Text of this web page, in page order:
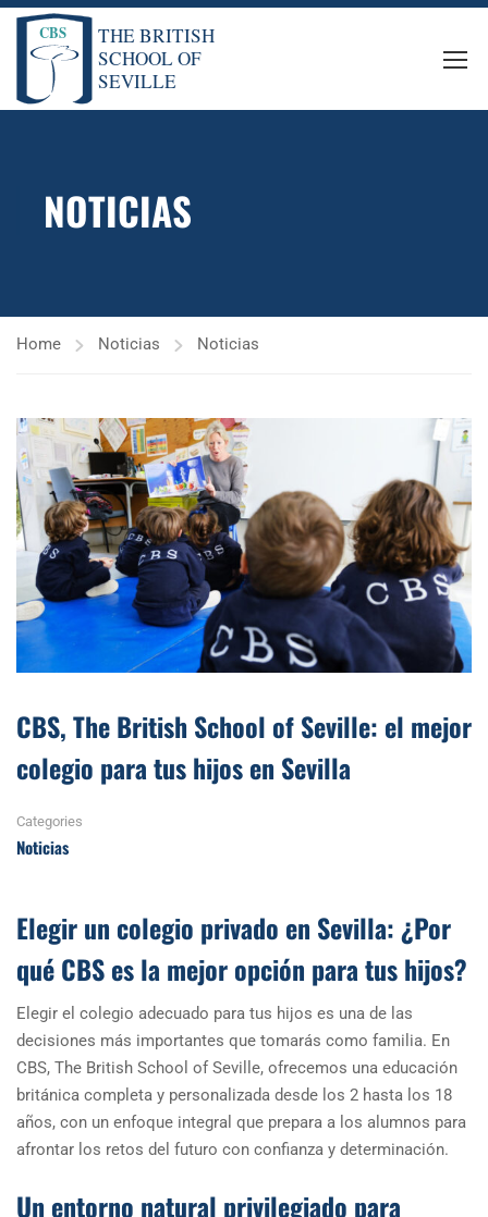
NOTICIAS
Home Noticias Noticias
CBS, The British School of Seville: el mejor
colegio para tus hijos en Sevilla
Categories
Noticias
Elegir un colegio privado en Sevilla: ¿Por
qué CBS es la mejor opción para tus hijos?
Elegir el colegio adecuado para tus hijos es una de las
decisiones más importantes que tomarás como familia. En
CBS, The British School of Seville, ofrecemos una educación
británica completa y personalizada desde los 2 hasta los 18
años, con un enfoque integral que prepara a los alumnos para
afrontar los retos del futuro con confianza y determinación.
Un entorno natural privilegiado para